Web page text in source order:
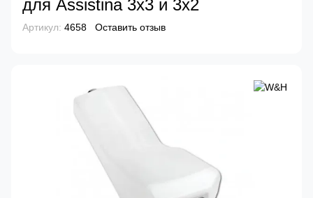
для Assistina 3x3 и 3x2
Артикул: 4658 Оставить отзыв